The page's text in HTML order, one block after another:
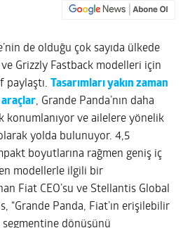
de olduğu çok sayıda ülkede
ve Grizzly Fastback modelleri için
paylaştı.
Tasarımları yakın zaman
araçlar, Grande Panda’nın daha
konumlanıyor ve ailelere yönelik
yolda bulunuyor. 4,5
boyutlarına rağmen geniş iç
modellerle ilgili bir
Fiat CEO’su ve Stellantis Global
“Grande Panda, Fiat’ın erişilebilir
dönüşünü